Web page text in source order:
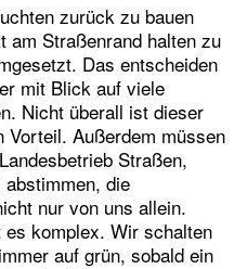
zurück zu bauen
am Straßenrand halten zu
Das entscheiden
mit Blick auf viele
Nicht überall ist dieser
Vorteil. Außerdem müssen
Straßen,
die
nur von uns allein.
komplex. Wir schalten
auf grün, sobald ein